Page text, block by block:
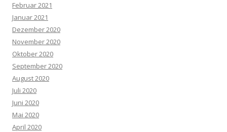
Februar 2021
Januar 2021
Dezember 2020
November 2020
Oktober 2020
September 2020
August 2020
Juli 2020
Juni 2020
Mai 2020
April 2020